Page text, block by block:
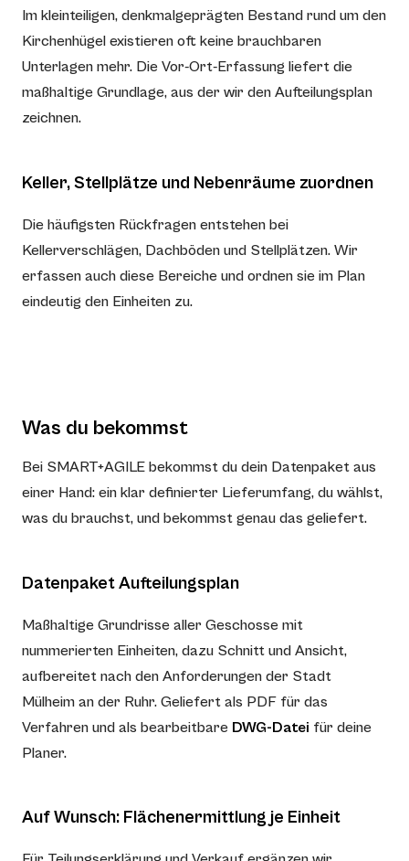
Im kleinteiligen, denkmalgeprägten Bestand rund um den
Kirchenhügel existieren oft keine brauchbaren
Unterlagen mehr. Die Vor-Ort-Erfassung liefert die
maßhaltige Grundlage, aus der wir den Aufteilungsplan
zeichnen.
Keller, Stellplätze und Nebenräume zuordnen
Die häufigsten Rückfragen entstehen bei
Kellerverschlägen, Dachböden und Stellplätzen. Wir
erfassen auch diese Bereiche und ordnen sie im Plan
eindeutig den Einheiten zu.
Was du bekommst
Bei SMART+AGILE bekommst du dein Datenpaket aus
einer Hand: ein klar definierter Lieferumfang, du wählst,
was du brauchst, und bekommst genau das geliefert.
Datenpaket Aufteilungsplan
Maßhaltige Grundrisse aller Geschosse mit
nummerierten Einheiten, dazu Schnitt und Ansicht,
aufbereitet nach den Anforderungen der Stadt
Mülheim an der Ruhr. Geliefert als PDF für das
Verfahren und als bearbeitbare DWG-Datei für deine
Planer.
Auf Wunsch: Flächenermittlung je Einheit